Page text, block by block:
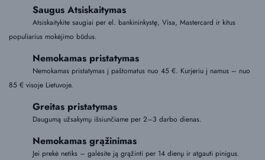
Saugus Atsiskaitymas
Atsiskaitykite saugiai per el. bankininkystę, Visa, Mastercard ir kitus
populiarius mokėjimo būdus.
Nemokamas pristatymas
Nemokamas pristatymas į paštomatus nuo 45 €. Kurjeriu į namus – nuo
85 € visoje Lietuvoje.
Greitas pristatymas
Daugumą užsakymų išsiunčiame per 2–3 darbo dienas.
Nemokamas grąžinimas
Jei prekė netiks – galėsite ją grąžinti per 14 dienų ir atgauti pinigus.